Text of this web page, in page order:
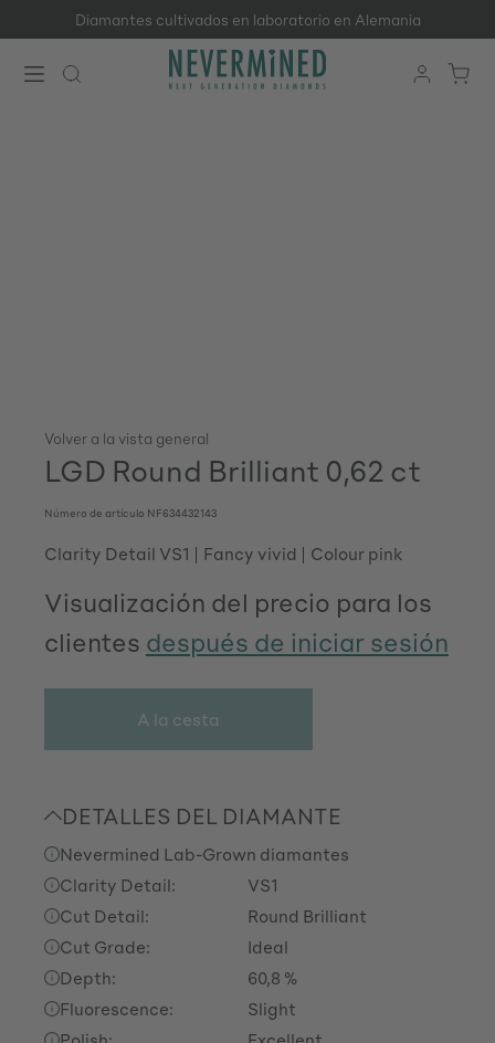
Saltar al contenido principal
Diamantes cultivados en laboratorio en Alemania
Volver a la vista general
LGD Round Brilliant 0,62 ct
Número de artículo NF634432143
Clarity Detail VS1 Fancy vivid Colour pink
Visualización del precio para los
clientes después de iniciar sesión
A la cesta
DETALLES DEL DIAMANTE
Nevermined Lab-Grown diamantes
Clarity Detail:
VS1
Cut Detail:
Round Brilliant
Cut Grade:
Ideal
Depth:
60,8 %
Fluorescence:
Slight